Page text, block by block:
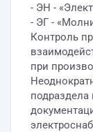
- ЭН -
- ЭГ -
Контроль
при
подраздела